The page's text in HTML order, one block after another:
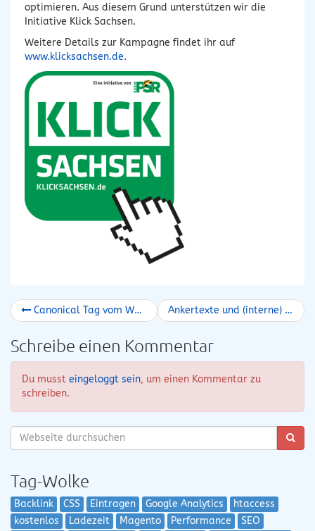
optimieren. Aus diesem Grund unterstützen wir die
Initiative Klick Sachsen.
Weitere Details zur Kampagne findet ihr auf
www.klicksachsen.de.
Canonical Tag vom WordPress Plugin SEO by Yoast abstellen Ankertexte und (interne) Verlinkung
Schreibe einen Kommentar
Du musst eingeloggt sein, um einen Kommentar zu
schreiben.
Tag-Wolke
Backlink CSS Eintragen Google Analytics
htaccess
kostenlos
Ladezeit Magento Performance
SEO